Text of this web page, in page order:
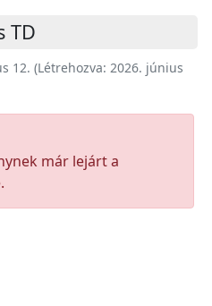
TD
12. (Létrehozva: 2026. június
már lejárt a